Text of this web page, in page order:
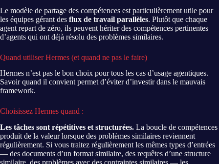
Le modèle de partage des compétences est particulièrement utile pour
les équipes gérant des flux de travail parallèles. Plutôt que chaque
agent repart de zéro, ils peuvent hériter des compétences pertinentes
d’agents qui ont déjà résolu des problèmes similaires.
Quand utiliser Hermes (et quand ne pas le faire)
Hermes n’est pas le bon choix pour tous les cas d’usage agentiques.
Savoir quand il convient permet d’éviter d’investir dans le mauvais
framework.
Choisissez Hermes quand :
Les tâches sont répétitives et structurées. La boucle de compétences
produit de la valeur lorsque des problèmes similaires reviennent
régulièrement. Si vous traitez régulièrement les mêmes types d’entrées
— des documents d’un format similaire, des requêtes d’une structure